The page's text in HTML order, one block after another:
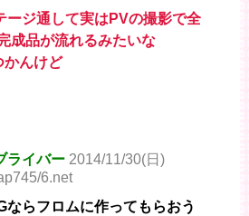
ージ通して実はPVの撮影で全
成品が流れるみたいな
かんけど
ライバー 2014/11/30(日)
6.net
ならフロムに作ってもらおう